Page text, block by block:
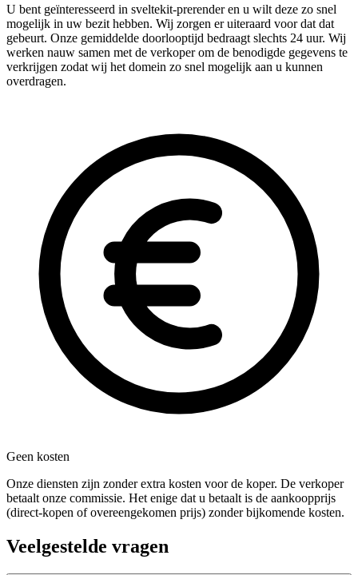
U bent geïnteresseerd in sveltekit-prerender en u wilt deze zo snel
mogelijk in uw bezit hebben. Wij zorgen er uiteraard voor dat dat
gebeurt. Onze gemiddelde doorlooptijd bedraagt slechts 24 uur. Wij
werken nauw samen met de verkoper om de benodigde gegevens te
verkrijgen zodat wij het domein zo snel mogelijk aan u kunnen
overdragen.
Geen kosten
Onze diensten zijn zonder extra kosten voor de koper. De verkoper
betaalt onze commissie. Het enige dat u betaalt is de aankoopprijs
(direct-kopen of overeengekomen prijs) zonder bijkomende kosten.
Veelgestelde vragen